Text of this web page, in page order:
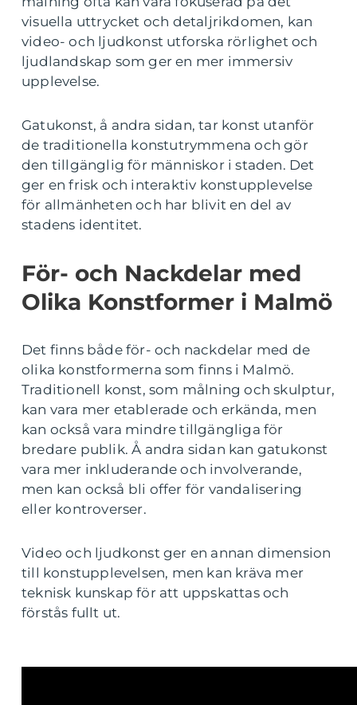
visuella uttrycket och detaljrikdomen, kan
video- och ljudkonst utforska rörlighet och
ljudlandskap som ger en mer immersiv
upplevelse.
Gatukonst, å andra sidan, tar konst utanför
de traditionella konstutrymmena och gör
den tillgänglig för människor i staden. Det
ger en frisk och interaktiv konstupplevelse
för allmänheten och har blivit en del av
stadens identitet.
För- och Nackdelar med
Olika Konstformer i Malmö
Det finns både för- och nackdelar med de
olika konstformerna som finns i Malmö.
Traditionell konst, som målning och skulptur,
kan vara mer etablerade och erkända, men
kan också vara mindre tillgängliga för
bredare publik. Å andra sidan kan gatukonst
vara mer inkluderande och involverande,
men kan också bli offer för vandalisering
eller kontroverser.
Video och ljudkonst ger en annan dimension
till konstupplevelsen, men kan kräva mer
teknisk kunskap för att uppskattas och
förstås fullt ut.